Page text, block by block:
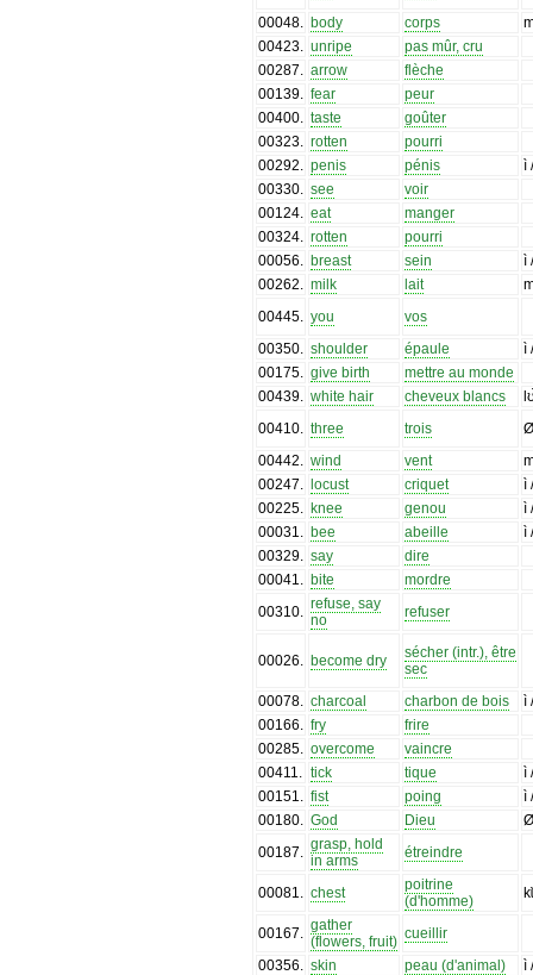
00048. body corps
00423. unripe
pas mûr, cru
00287. arrow
flèche
00139. fear
peur
00400. taste
goûter
00323. rotten
pourri
00292. penis pénis
ì
00330. see
voir
00124. eat
manger
00324. rotten
pourri
00056. breast sein
ì
00262. milk lait
00445. you
vos
00350. shoulder épaule
ì
00175. give birth
mettre au monde
00439. white hair cheveux blancs
00410. three trois
00442. wind vent
00247. locust criquet
ì
00225. knee genou
ì
00031. bee abeille
ì
00329. say
dire
00041. bite
mordre
00310. refuse, say
no
refuser
00026. become dry
sécher (intr.), être
sec
00078. charcoal charbon de bois
ì
00166. fry
frire
00285. overcome
vaincre
00411. tick tique
ì
00151. fist poing
ì
00180. God Dieu
00187. grasp, hold
in arms
étreindre
00081. chest
poitrine
(d'homme)
00167. gather
(flowers, fruit) cueillir
00356. skin peau (d'animal)
ì